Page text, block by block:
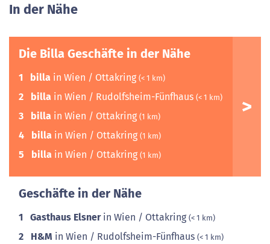
In der Nähe
Die Billa Geschäfte in der Nähe
1 billa in Wien / Ottakring (< 1 km)
2 billa in Wien / Rudolfsheim-Fünfhaus (< 1 km)
3 billa in Wien / Ottakring (1 km)
4 billa in Wien / Ottakring (1 km)
5 billa in Wien / Ottakring (1 km)
Geschäfte in der Nähe
1 Gasthaus Elsnerin Wien / Ottakring (< 1 km)
2 H&M in Wien / Rudolfsheim-Fünfhaus (< 1 km)